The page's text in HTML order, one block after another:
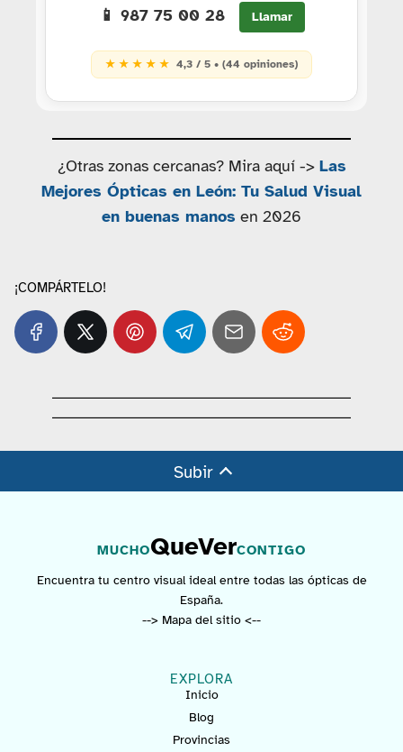
📱 987 75 00 28 Llamar
★ ★ ★ ★ ★ 4,3 / 5 • (44 opiniones)
¿Otras zonas cercanas? Mira aquí -> Las
Mejores Ópticas en León: Tu Salud Visual
en buenas manos en 2026
¡COMPÁRTELO!
Subir
MUCHOQueVerCONTIGO
Encuentra tu centro visual ideal entre todas las ópticas de
España.
--> Mapa del sitio <--
EXPLORA
Inicio
Blog
Provincias